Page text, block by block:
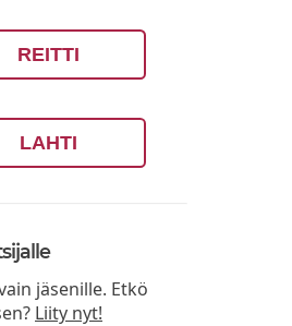
REITTI
LAHTI
jäsenille. Etkö
Liity nyt!